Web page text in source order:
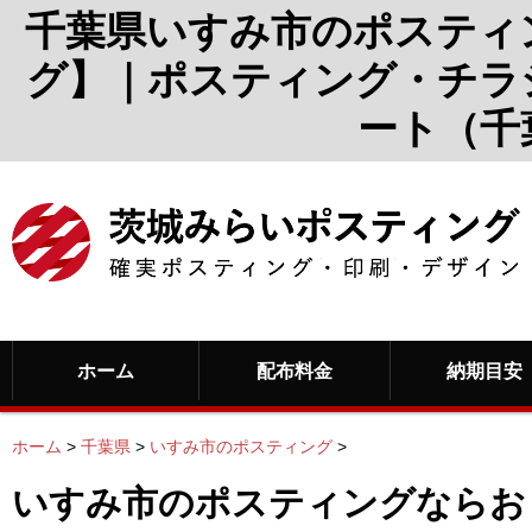
千葉県いすみ市のポステ
グ】｜ポスティング・チ
ート（
ホーム 配布料金 納期目安
ホーム > 千葉県 > いすみ市のポスティング >
いすみ市のポスティングなら